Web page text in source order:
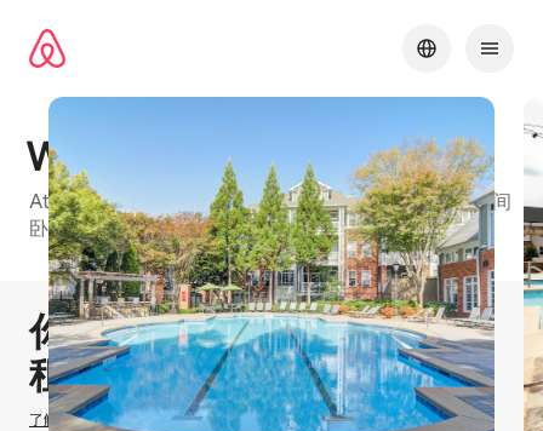
Waterstone at Big Creek
Atlanta Metro的爱彼迎友好型公寓楼，有1 间卧室、2 间
卧室和3 间卧室等可订单元
显示 0 项中的 0 项
1 / 28
你可以赚取$0 在爱彼迎出
租房源
了解我们如何估算你的收入